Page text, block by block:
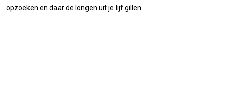
opzoeken en daar de longen uit je lijf gillen.